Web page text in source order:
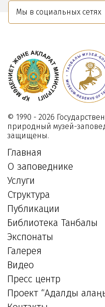
Мы в социальных сетях
© 1990 - 2026
природный музей-
защищены.
Главная
О заповеднике
Услуги
Структура
Публикации
Библиотека Танбалы
Экспонаты
Галерея
Видео
Пресс центр
Проект “Адалдық